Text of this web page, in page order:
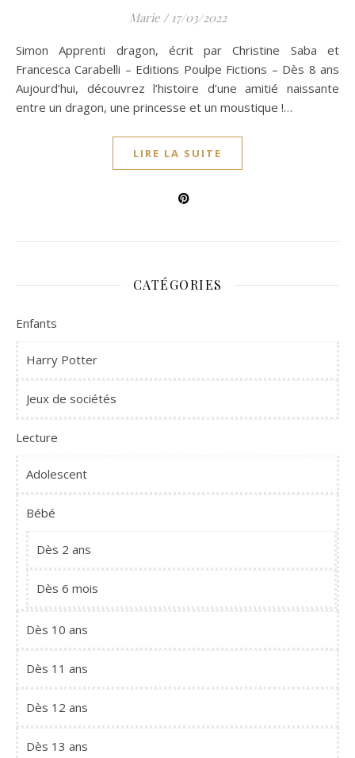
Marie / 17/03/2022
Simon Apprenti dragon, écrit par Christine Saba et
Francesca Carabelli – Editions Poulpe Fictions – Dès 8 ans
Aujourd’hui, découvrez l’histoire d’une amitié naissante
entre un dragon, une princesse et un moustique !…
LIRE LA SUITE
CATÉGORIES
Enfants
Harry Potter
Jeux de sociétés
Lecture
Adolescent
Bébé
Dès 2 ans
Dès 6 mois
Dès 10 ans
Dès 11 ans
Dès 12 ans
Dès 13 ans